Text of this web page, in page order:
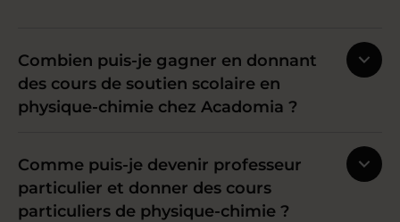
Combien puis-je gagner en donnant
des cours de soutien scolaire en
physique-chimie chez Acadomia ?
Comme puis-je devenir professeur
particulier et donner des cours
particuliers de physique-chimie ?